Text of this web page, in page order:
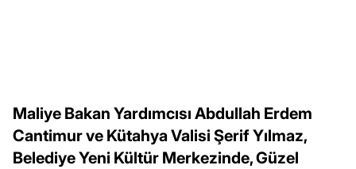
Maliye Bakan Yardımcısı Abdullah Erdem
Cantimur ve Kütahya Valisi Şerif Yılmaz,
Belediye Yeni Kültür Merkezinde, Güzel